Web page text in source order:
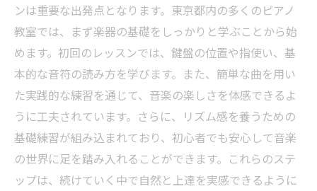
ンは重要な出発点となります。東京都内の多くのピアノ
教室では、まず楽器の基礎をしっかりと学ぶことから始
めます。初回のレッスンでは、鍵盤の位置や指使い、基
本的な音符の読み方を学びます。また、簡単な曲を用い
た実践的な練習を通じて、音楽の楽しさを体感できるよ
うに工夫されています。さらに、リズム感を養うための
基礎練習が組み込まれており、初心者でも安心して音楽
の世界に足を踏み入れることができます。これらのステ
ップは、続けていく中で自然と上達を実感できるように